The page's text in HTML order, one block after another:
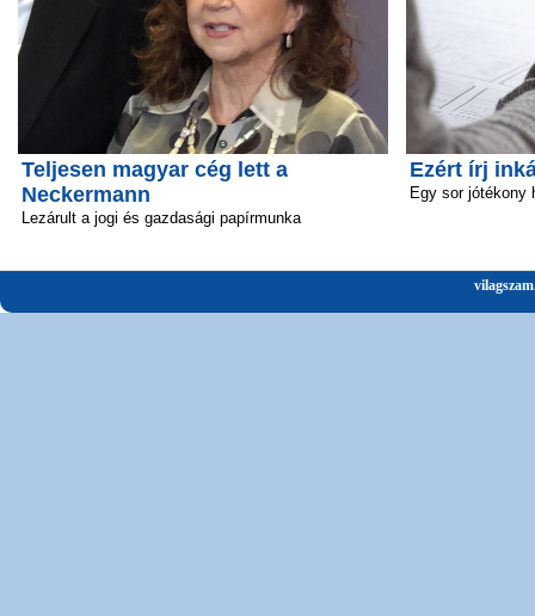
Teljesen magyar cég lett a
Neckermann
Lezárult a jogi és gazdasági papírmunka
Ezért írj
Egy sor jótékony